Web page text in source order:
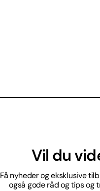
Vil du
Få nyheder og eksklusive
også gode råd og tips og